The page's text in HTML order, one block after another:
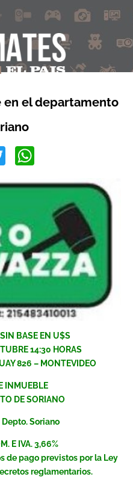
el departamento
Twitter
BASE EN U$S
14:30 HORAS
826 – MONTEVIDEO
INMUEBLE
DE SORIANO
Depto. Soriano
E IVA. 3,66%
de pago previstos por la Ley
reglamentarios.